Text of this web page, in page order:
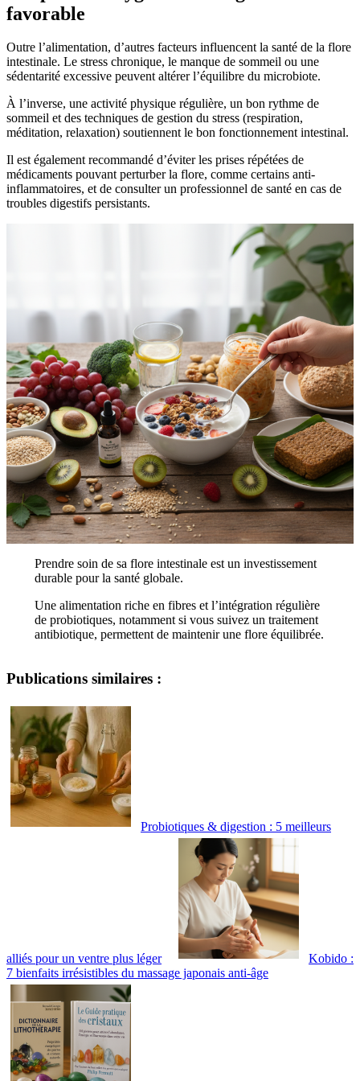
favorable
Outre l’alimentation, d’autres facteurs influencent la santé de la flore
intestinale. Le stress chronique, le manque de sommeil ou une
sédentarité excessive peuvent altérer l’équilibre du microbiote.
À l’inverse, une activité physique régulière, un bon rythme de
sommeil et des techniques de gestion du stress (respiration,
méditation, relaxation) soutiennent le bon fonctionnement intestinal.
Il est également recommandé d’éviter les prises répétées de
médicaments pouvant perturber la flore, comme certains anti-
inflammatoires, et de consulter un professionnel de santé en cas de
troubles digestifs persistants.
Prendre soin de sa flore intestinale est un investissement
durable pour la santé globale.
Une alimentation riche en fibres et l’intégration régulière
de probiotiques, notamment si vous suivez un traitement
antibiotique, permettent de maintenir une flore équilibrée.
Publications similaires :
Probiotiques & digestion : 5 meilleurs
alliés pour un ventre plus léger
Kobido :
7 bienfaits irrésistibles du massage japonais anti-âge